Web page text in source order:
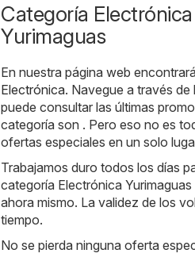
Categoría
Yurimaguas
En nuestra página web
Electrónica. Navegue a través
puede consultar las últimas
categoría son . Pero eso no es
ofertas especiales en un solo
Trabajamos duro todos los días
categoría Electrónica
ahora mismo. La validez de los
tiempo.
No se pierda ninguna oferta